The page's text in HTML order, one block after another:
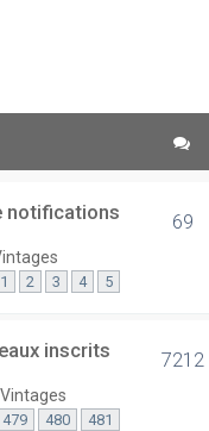
notifications
1 2 3 4 5
69
inscrits
479 480 481
7212